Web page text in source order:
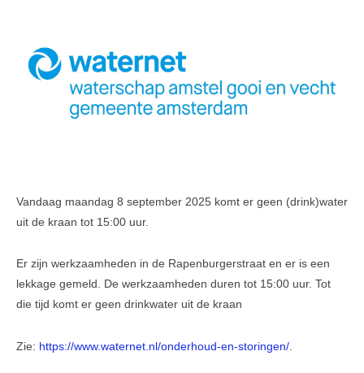
Hof 2
Hof 3
Bestuur en informatie
Stadsvilla C
Parkeergarage
Vandaag maandag 8 september 2025 komt er geen (drink)water
uit de kraan tot 15:00 uur.
Er zijn werkzaamheden in de Rapenburgerstraat en er is een
lekkage gemeld. De werkzaamheden duren tot 15:00 uur. Tot
die tijd komt er geen drinkwater uit de kraan
Zie: https://www.waternet.nl/onderhoud-en-storingen/